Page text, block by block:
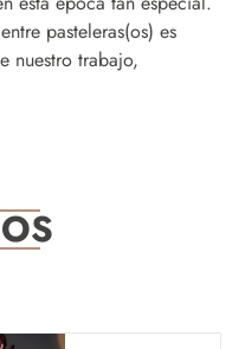
pasteleras(os) es
nuestro trabajo,